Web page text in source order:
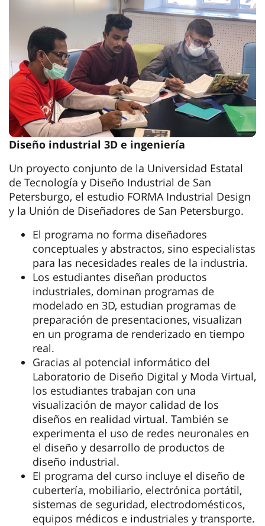
Diseño industrial 3D e ingeniería
Un proyecto conjunto de la Universidad Estatal
de Tecnología y Diseño Industrial de San
Petersburgo, el estudio FORMA Industrial Design
y la Unión de Diseñadores de San Petersburgo.
El programa no forma diseñadores
conceptuales y abstractos, sino especialistas
para las necesidades reales de la industria.
Los estudiantes diseñan productos
industriales, dominan programas de
modelado en 3D, estudian programas de
preparación de presentaciones, visualizan
en un programa de renderizado en tiempo
real.
Gracias al potencial informático del
Laboratorio de Diseño Digital y Moda Virtual,
los estudiantes trabajan con una
visualización de mayor calidad de los
diseños en realidad virtual. También se
experimenta el uso de redes neuronales en
el diseño y desarrollo de productos de
diseño industrial.
El programa del curso incluye el diseño de
cubertería, mobiliario, electrónica portátil,
sistemas de seguridad, electrodomésticos,
equipos médicos e industriales y transporte.